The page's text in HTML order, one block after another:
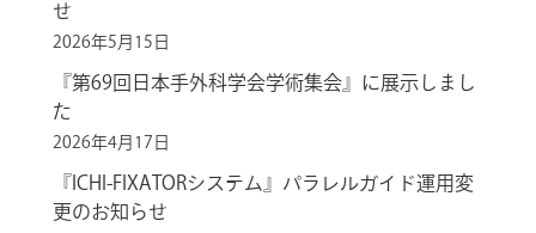
せ
2026年5月15日
『第69回日本手外科学会学術集会』に展示しまし
た
2026年4月17日
『ICHI-FIXATORシステム』パラレルガイド運用変
更のお知らせ